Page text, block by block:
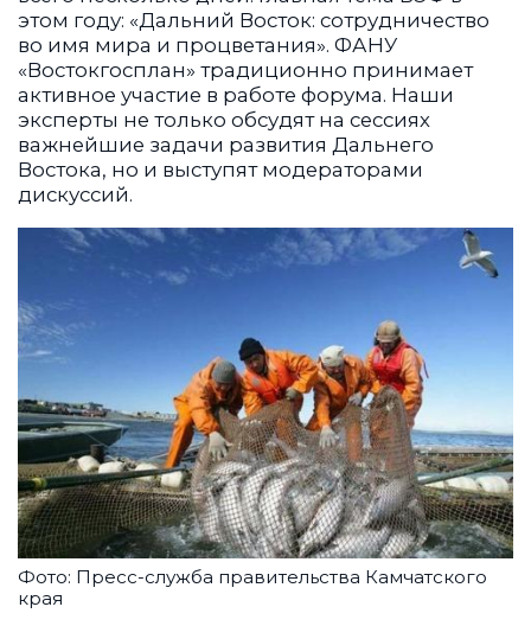
этом году: «Дальний Восток: сотрудничество
во имя мира и процветания». ФАНУ
«Востокгосплан» традиционно принимает
активное участие в работе форума. Наши
эксперты не только обсудят на сессиях
важнейшие задачи развития Дальнего
Востока, но и выступят модераторами
дискуссий.
Фото: Пресс-служба правительства Камчатского
края